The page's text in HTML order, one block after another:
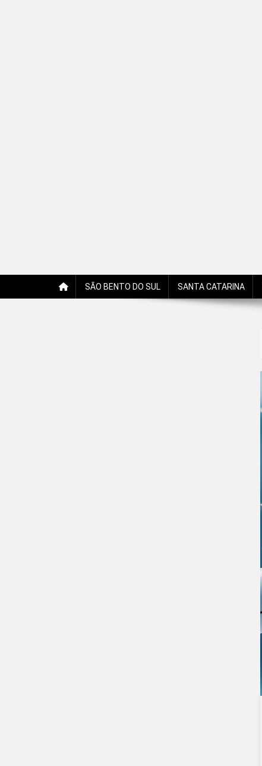
SÃO BENTO DO SUL SANTA CATARINA